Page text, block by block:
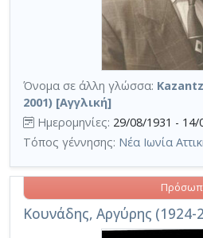
Όνομα σε άλλη γλώσσα:
2001) [Αγγλική]
Ημερομηνίες: 29/08/1931 - 14/
Τόπος γέννησης: Νέα Ιωνία
Κουνάδης, Αργύρης (1924-